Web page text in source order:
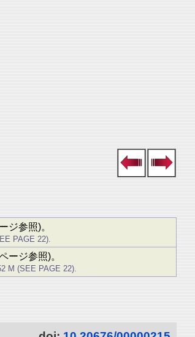
ジ参照)。
PAGE 22).
ージ参照)。
M (SEE PAGE 22).